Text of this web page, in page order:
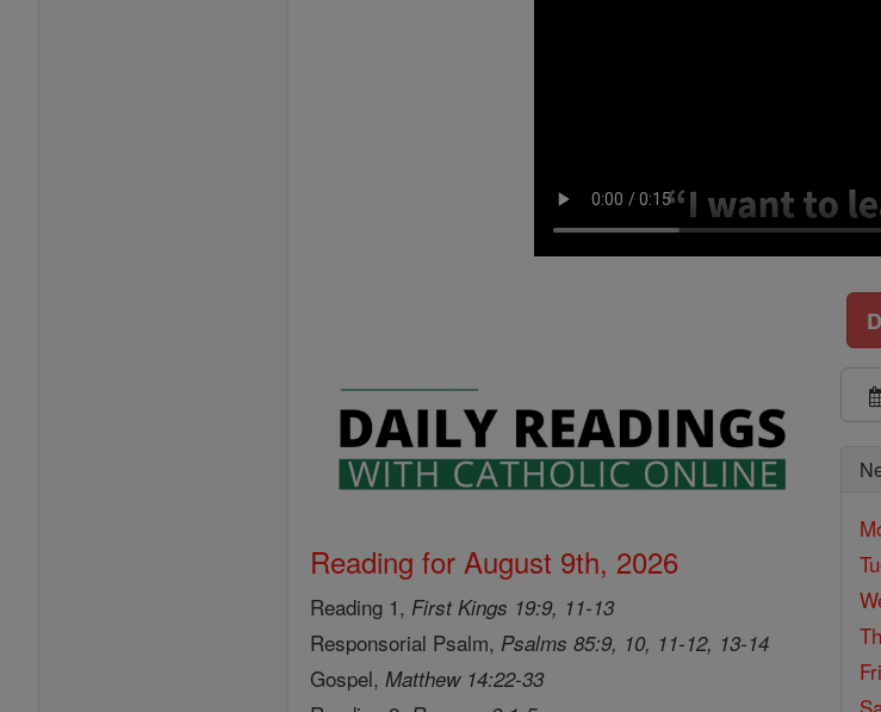
Reading for August 9th, 2026
Reading 1, First Kings 19:9, 11-13
Responsorial Psalm, Psalms 85:9, 10, 11-12, 13-14
Gospel,Matthew 14:22-33